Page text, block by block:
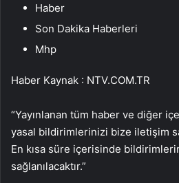
Haber
Son Dakika Haberleri
Mhp
Haber Kaynak : NTV.COM.TR
“Yayınlanan tüm haber ve diğer
yasal bildirimlerinizi bize iletişim
En kısa süre içerisinde
sağlanılacaktır.”